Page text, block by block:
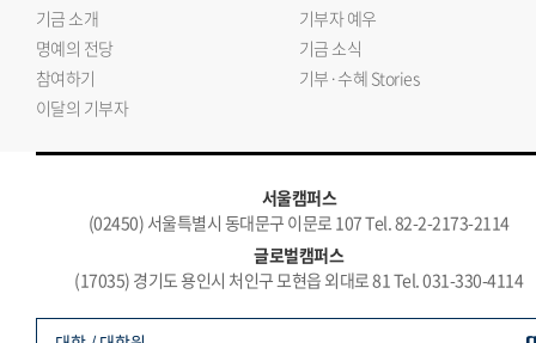
기금 소개
기부자 예우
명예의 전당
기금 소식
참여하기
기부·수혜 Stories
이달의 기부자
서울캠퍼스
(02450) 서울특별시 동대문구 이문로 107 Tel. 82-2-2173-2114
글로벌캠퍼스
(17035) 경기도 용인시 처인구 모현읍 외대로 81 Tel. 031-330-4114